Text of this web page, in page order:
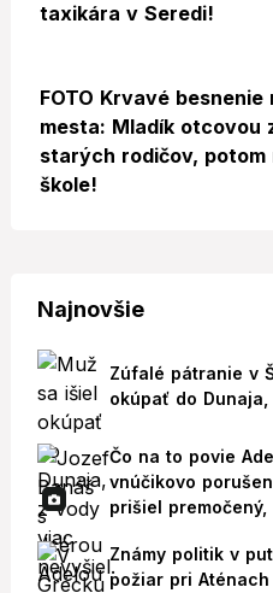
taxikára v Seredi!
Foto
FOTO Krvavé
mesta: Mladík otcovou
starých rodičov, potom
škole!
Najnovšie
Zúfalé pátranie v
okúpať do
Čo na to povie
vnúčikovo
prišiel premočený,
Známy politik v
požiar pri